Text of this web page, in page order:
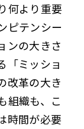
何より重要
ピテンシー
ンの大きさ
「ミッショ
改革の大き
組織も、こ
時間が必要